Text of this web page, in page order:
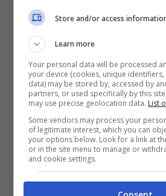
I fans e i media stavano
da qualche tempo –la fine
seguito di alcuni indizi
Dopo diverse settimane,
confermato la rotturaed è
Store and/or access
Learn more
Your personal data will be processed
your device (cookies, unique
data) may be stored by, accessed by
partners, or used specifically by this
may use precise geolocation data. List
Some vendors may process your
of legitimate interest, which you can
your options below. Look for a link at
or in the site menu to manage or
and cookie settings.